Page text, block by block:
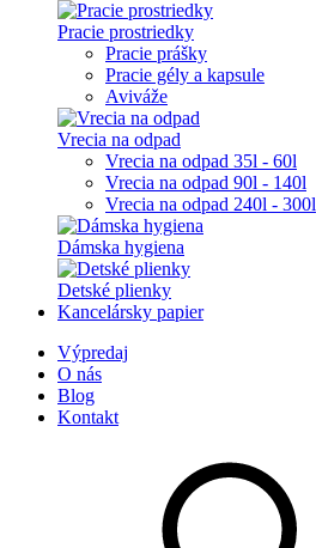
Pracie prostriedky
Pracie prášky
Pracie gély a kapsule
Aviváže
Vrecia na odpad
Vrecia na odpad 35l - 60l
Vrecia na odpad 90l - 140l
Vrecia na odpad 240l - 300l
Dámska hygiena
Detské plienky
Kancelársky papier
Výpredaj
O nás
Blog
Kontakt